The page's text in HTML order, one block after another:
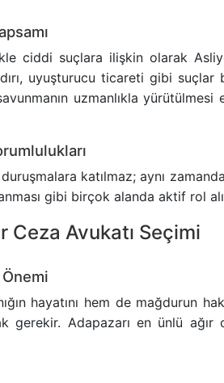
ciddi suçlara ilişkin olarak
uyuşturucu ticareti gibi
savunmanın uzmanlıkla
duruşmalara katılmaz; aynı
gibi birçok alanda aktif rol
Ceza Avukatı Seçimi
hayatını hem de mağdurun
gerekir. Adapazarı en ünlü